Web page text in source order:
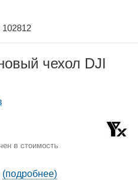
102812
чехол DJI
в стоимость
(подробнее)